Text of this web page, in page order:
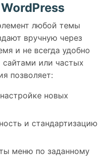
любой темы
вручную через
и не всегда удобно
или частых
позволяет:
новых
и стандартизацию
меню по заданному